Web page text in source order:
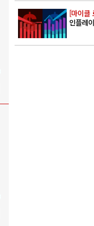
[마이클
인플레